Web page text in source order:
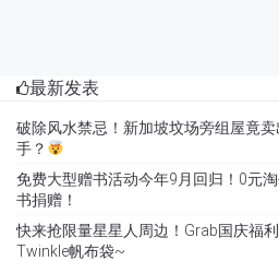
最新发表
破除风水禁忌！新加坡坟场旁组屋竟
手？
免费大型赠书活动今年9月回归！0元
书捐赠！
快来抢限量星星人周边！Grab国庆福
Twinkle帆布袋~